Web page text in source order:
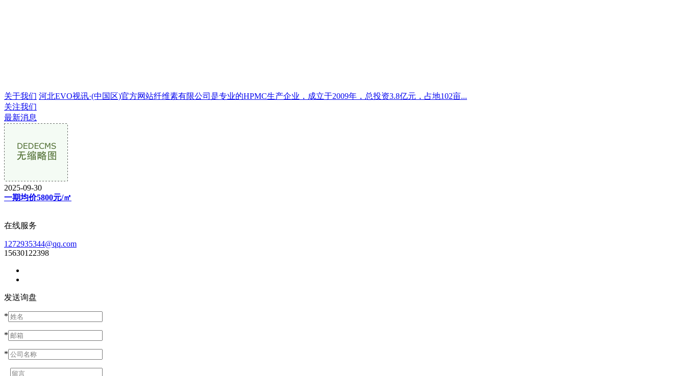
关于我们 河北EVO视讯·(中国区)官方网站纤维素有限公司是专业的HPMC生产企业，成立于2009年，总投资3.8亿元，占地102亩...
关注我们
最新消息
2025-09-30
一期均价5800元/㎡
在线服务
1272935344@qq.com
15630122398
发送询盘
*
*
*